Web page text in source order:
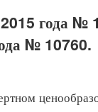
года №
№ 10760.